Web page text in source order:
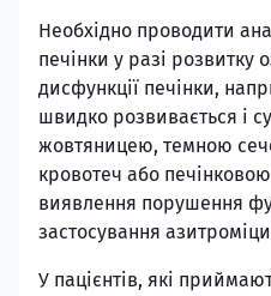
Необхідно проводити
печінки у разі розвитку
дисфункції печінки,
швидко розвивається і
жовтяницею, темною
кровотеч або
виявлення порушення
застосування
У пацієнтів, які